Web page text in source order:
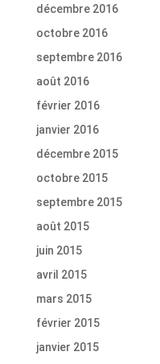
décembre 2016
octobre 2016
septembre 2016
août 2016
février 2016
janvier 2016
décembre 2015
octobre 2015
septembre 2015
août 2015
juin 2015
avril 2015
mars 2015
février 2015
janvier 2015